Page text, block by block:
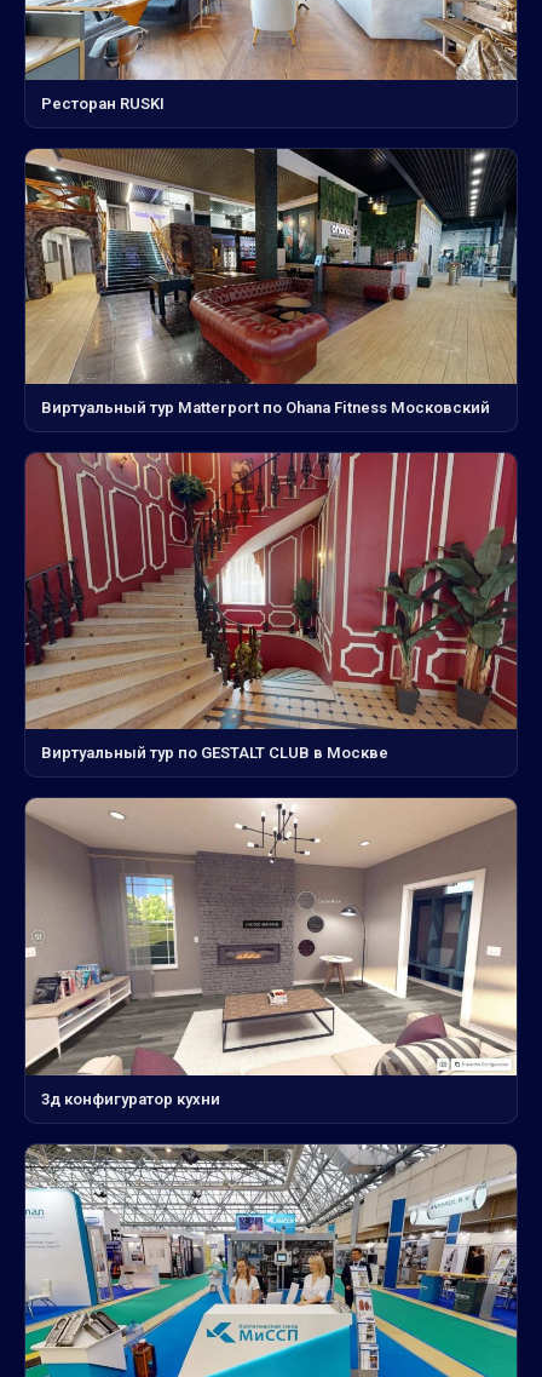
Ресторан RUSKI
Виртуальный тур Matterport по Ohana Fitness Московский
Виртуальный тур по GESTALT CLUB в Москве
3д конфигуратор кухни